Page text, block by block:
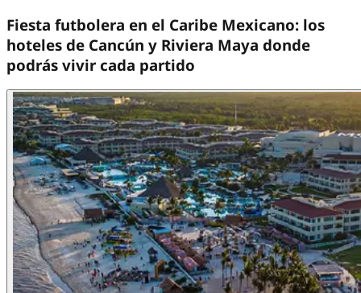
Fiesta futbolera en el Caribe Mexicano: los
hoteles de Cancún y Riviera Maya donde
podrás vivir cada partido